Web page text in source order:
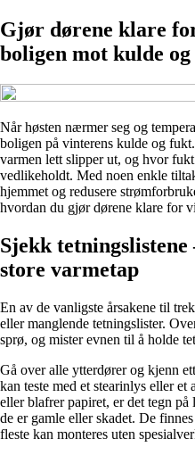
Gjør dørene klare
boligen mot kulde
Når høsten nærmer seg og
boligen på vinterens kulde og
varmen lett slipper ut, og hvor
vedlikeholdt. Med noen enkle
hjemmet og redusere
hvordan du gjør dørene klare for
Sjekk
store varmetap
En av de vanligste årsakene til
eller manglende tetningslister.
sprø, og mister evnen til å holde
Gå over alle ytterdører og kjenn
kan teste med et stearinlys eller
eller blafrer papiret, er det tegn
de er gamle eller skadet. De
fleste kan monteres uten